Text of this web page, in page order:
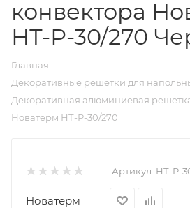
конвектора
НТ-Р-30/270
Главная —
Декоративные решетки для
Декоративная алюминиевая
Новатерм НТ-Р-30/270
Артикул: НТ-Р-
Новатерм